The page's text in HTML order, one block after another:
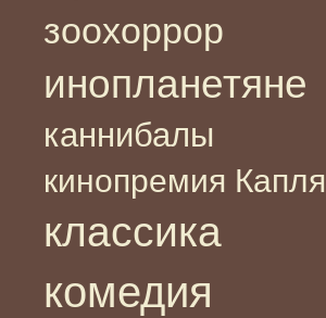
зоохоррор
инопланетяне
каннибалы
кинопремия Капля
классика
комедия